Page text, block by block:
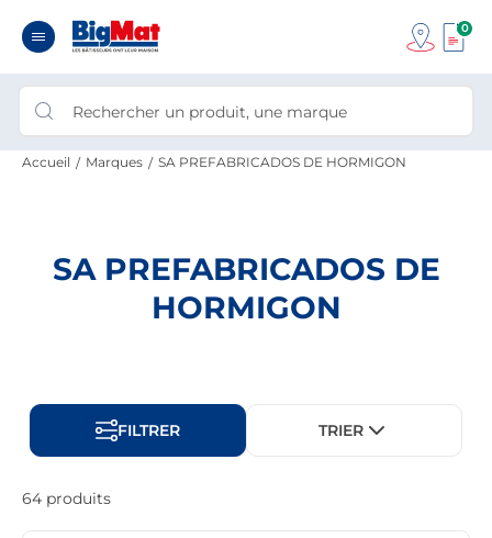
0
Accueil Marques SA PREFABRICADOS DE HORMIGON
SA PREFABRICADOS DE
HORMIGON
FILTRER TRIER
64 produits